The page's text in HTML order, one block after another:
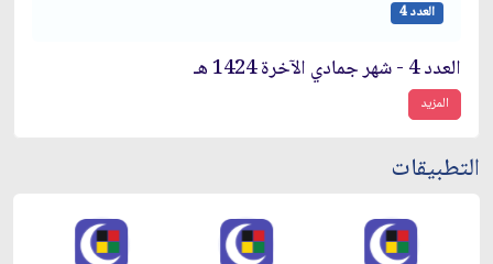
العدد 4
العدد 4 - شهر جمادي الآخرة 1424 هـ
المزيد
التطبيقات